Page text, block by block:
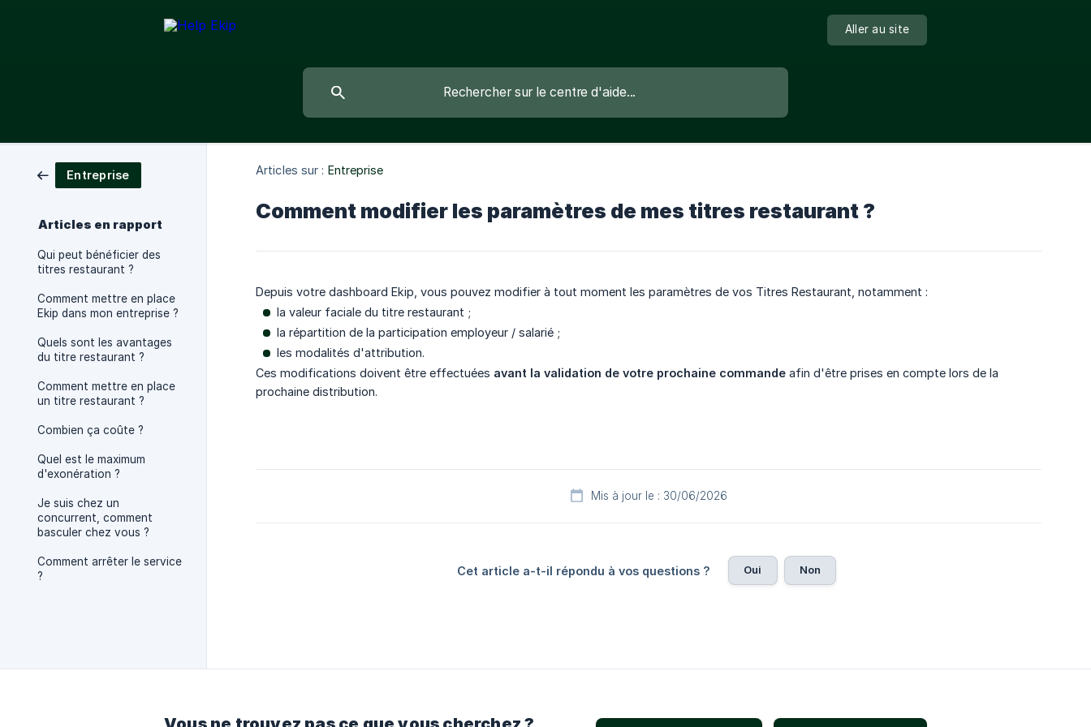
Aller au site
Entreprise
Articles en rapport
Qui peut bénéficier des
titres restaurant ?
Comment mettre en place
Ekip dans mon entreprise ?
Quels sont les avantages
du titre restaurant ?
Comment mettre en place
un titre restaurant ?
Combien ça coûte ?
Quel est le maximum
d'exonération ?
Je suis chez un
concurrent, comment
basculer chez vous ?
Comment arrêter le service
?
Articles sur : Entreprise
Comment modifier les paramètres de mes titres restaurant ?
Depuis votre dashboard Ekip, vous pouvez modifier à tout moment les paramètres de vos Titres Restaurant, notamment :
la valeur faciale du titre restaurant ;
la répartition de la participation employeur / salarié ;
les modalités d'attribution.
Ces modifications doivent être effectuées avant la validation de votre prochaine commande afin d'être prises en compte lors de la
prochaine distribution.
Mis à jour le : 30/06/2026
Cet article a-t-il répondu à vos questions ? Oui Non